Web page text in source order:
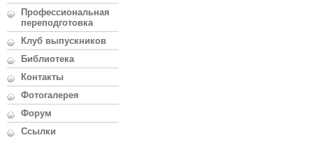
Профессиональная
переподготовка
Клуб выпускников
Библиотека
Контакты
Фотогалерея
Форум
Ссылки